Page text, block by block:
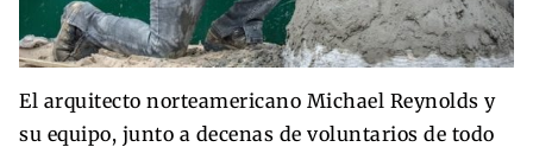
El arquitecto norteamericano Michael Reynolds y
su equipo, junto a decenas de voluntarios de todo